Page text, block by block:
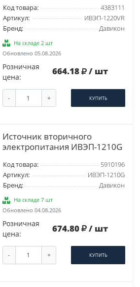
Код товара:
4383111
Артикул:
ИВЭП-1220VR
Бренд:
Давикон
На складе 2 шт
Обновлено 05.08.2026
Розничная
цена:
664.18 / шт
- + КУПИТЬ
Источник вторичного
электропитания ИВЭП-1210G
Код товара:
5910196
Артикул:
ИВЭП-1210G
Бренд:
Давикон
На складе 7 шт
Обновлено 04.08.2026
Розничная
цена:
674.80 / шт
- + КУПИТЬ